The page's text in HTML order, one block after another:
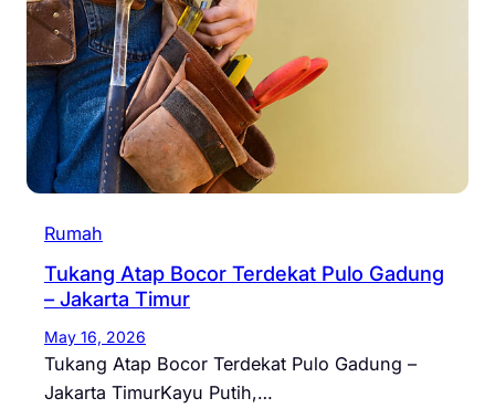
Rumah
Tukang Atap Bocor Terdekat Pulo Gadung
– Jakarta Timur
May 16, 2026
Tukang Atap Bocor Terdekat Pulo Gadung –
Jakarta TimurKayu Putih,…